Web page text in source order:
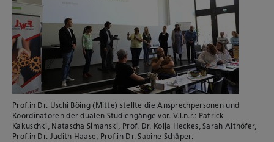
Prof.in Dr. Uschi Böing (Mitte) stellte die Ansprechpersonen und
Koordinatoren der dualen Studiengänge vor. V.l.n.r.: Patrick
Kakuschki, Natascha Simanski, Prof. Dr. Kolja Heckes, Sarah Althöfer,
Prof.in Dr. Judith Haase, Prof.in Dr. Sabine Schäper.